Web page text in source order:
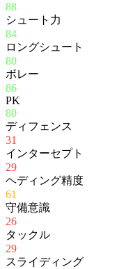
88
シュート力
84
ロングシュート
80
ボレー
86
PK
80
ディフェンス
31
インターセプト
29
ヘディング精度
61
守備意識
26
タックル
29
スライディング